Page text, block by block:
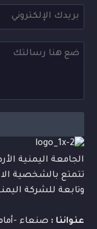
الجامعة اليمنية
تتمتع بالشخصية
وتابعة للشركة
عنواننا : صنعاء -